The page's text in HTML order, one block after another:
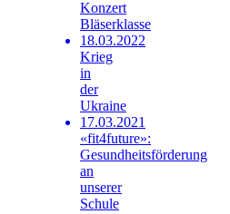
Konzert
Bläserklasse
18.03.2022
Krieg
in
der
Ukraine
17.03.2021
«fit4future»:
Gesundheitsförderung
an
unserer
Schule